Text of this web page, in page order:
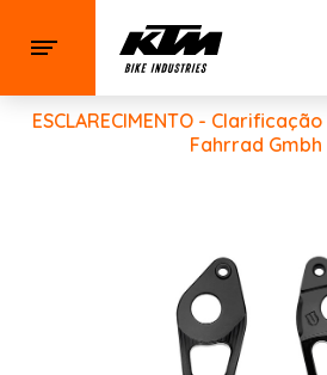
ESCLARECIMENTO -
Fahrrad Gmbh